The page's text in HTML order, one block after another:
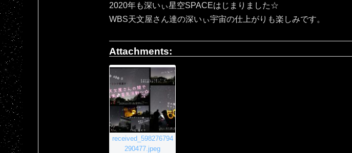
2020年も深いぃ星空SPACEはじまりました☆
WBS天文屋さん達の深いぃ宇宙の仕上がりも楽しみです。
Attachments:
received_598276794
290477.jpeg